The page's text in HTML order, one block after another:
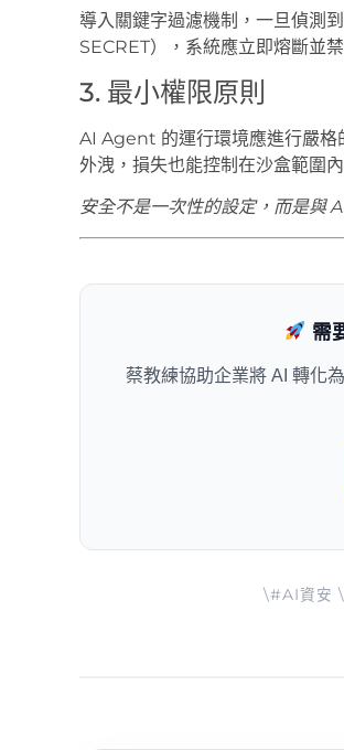
導入關鍵字過濾機制，一旦偵測
SECRET），系統應立即熔斷並
3. 最小權限原則
AI Agent 的運行環境應進行嚴格
外洩，損失也能控制在沙盒範圍內
安全不是一次性的設定，而是與
需
蔡教練協助企業將 AI 轉化
\#AI資安